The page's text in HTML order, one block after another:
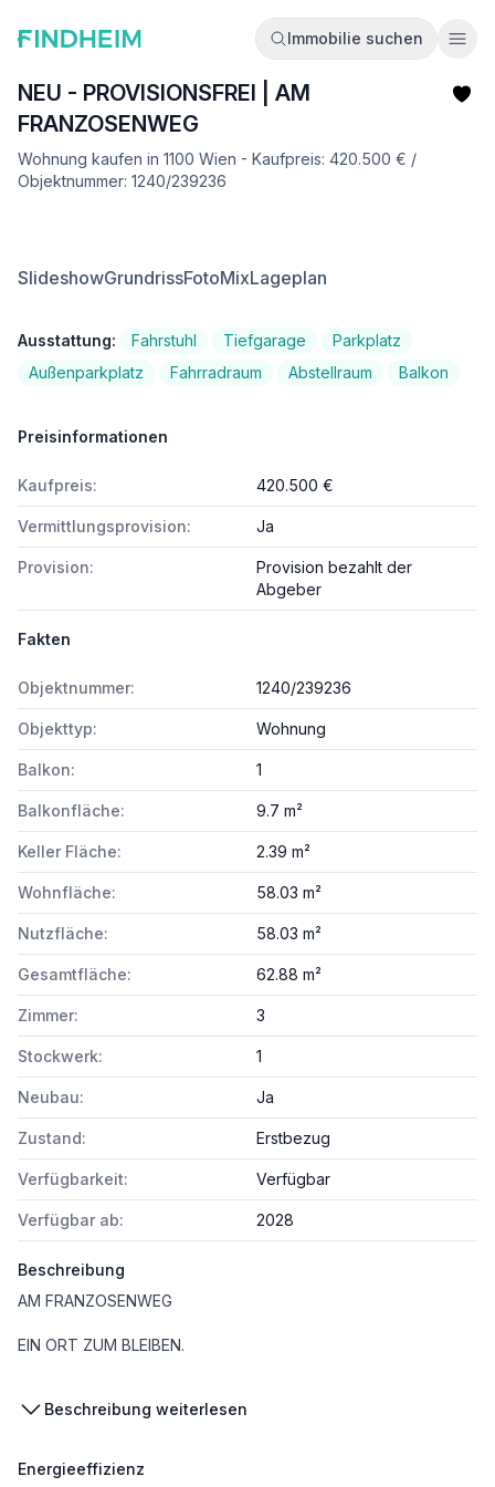
Immobilie suchen
NEU - PROVISIONSFREI | AM
FRANZOSENWEG
Wohnung kaufen in 1100 Wien - Kaufpreis: 420.500 € /
Objektnummer: 1240/239236
SlideshowGrundrissFotoMixLageplan
Ausstattung: Fahrstuhl Tiefgarage
Parkplatz
Außenparkplatz
Fahrradraum Abstellraum Balkon
Preisinformationen
Kaufpreis: 420.500 €
Vermittlungsprovision: Ja
Provision:
Provision bezahlt der
Abgeber
Fakten
Objektnummer: 1240/239236
Objekttyp: Wohnung
Balkon: 1
Balkonfläche: 9.7 m²
Keller Fläche: 2.39 m²
Wohnfläche: 58.03 m²
Nutzfläche: 58.03 m²
Gesamtfläche: 62.88 m²
Zimmer: 3
Stockwerk: 1
Neubau: Ja
Zustand: Erstbezug
Verfügbarkeit: Verfügbar
Verfügbar ab: 2028
Beschreibung
AM FRANZOSENWEG
EIN ORT ZUM BLEIBEN.
Die Wohnungen und Reihenhäuser bieten durchdachte Grundrisse und hochwertige Freiflächen – Gärten, Balkone oder Terrassen - für ein Wohnerlebnis mit viel Licht, Luft und Freiraum. Die Wohnungsgrößen und Zimmeranzahl können individuell gewählt werden: 2-4 Zimmer und 30m²- 100m². Auf Wunsch sind auch größere Einheiten realisierbar, etwa durch das Zusammenlegen benachbarter Wohnungen.
Beschreibung weiterlesen
Energieeffizienz